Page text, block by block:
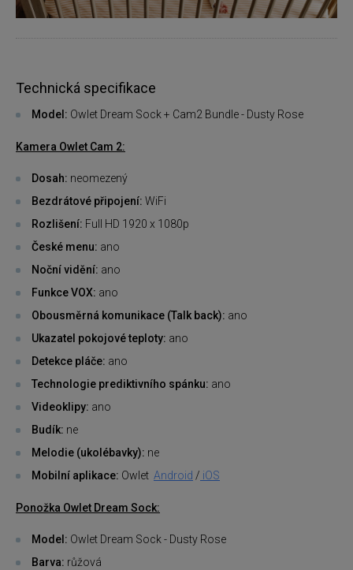
Technická specifikace
Model: Owlet Dream Sock + Cam2 Bundle - Dusty Rose
Kamera Owlet Cam 2:
Dosah: neomezený
Bezdrátové připojení: WiFi
Rozlišení: Full HD 1920 x 1080p
České menu: ano
Noční vidění: ano
Funkce VOX: ano
Obousměrná komunikace (Talk back): ano
Ukazatel pokojové teploty: ano
Detekce pláče: ano
Technologie prediktivního spánku: ano
Videoklipy: ano
Budík: ne
Melodie (ukolébavky): ne
Mobilní aplikace: Owlet Android / iOS
Ponožka Owlet Dream Sock:
Model: Owlet Dream Sock - Dusty Rose
Barva: růžová